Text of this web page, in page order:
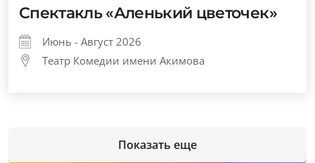
Спектакль «Аленький цветочек»
Июнь - Август 2026
Театр Комедии имени Акимова
Показать еще